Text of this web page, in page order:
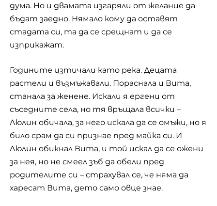
дума. Но и двамата изгаряли от желание да
бъдат заедно. Нямало кому да оставят
стадата си, та да се срещнат и да се
изприкажат.
Годините изтичали като река. Децата
растели и възмъжавали. Пораснала и Вита,
станала за женене. Искали я ергени от
съседните села, но тя връщала всички –
Люлин обичала, за него искала да се омъжи, но я
било срам да си признае пред майка си. И
Люлин обикнал Вита, и той искал да се ожени
за нея, но не смеел зъб да обели пред
родителите си – страхувал се, че няма да
харесат Вита, дето само овце знае.